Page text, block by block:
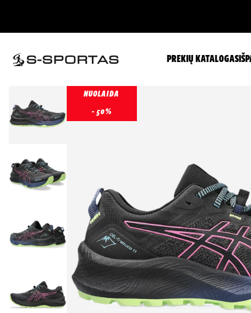
PREKIŲ KATALOGAS
NUOLAIDA
- 50%